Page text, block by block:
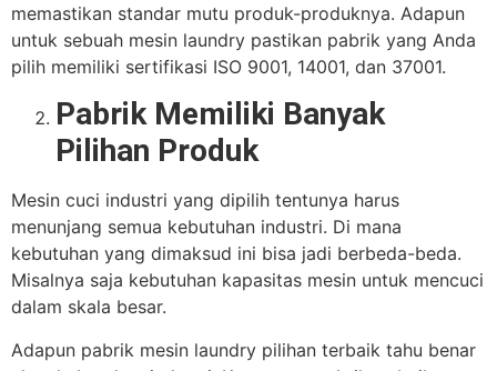
memastikan standar mutu produk-produknya. Adapun
untuk sebuah mesin laundry pastikan pabrik yang Anda
pilih memiliki sertifikasi ISO 9001, 14001, dan 37001.
Pabrik Memiliki Banyak
Pilihan Produk
Mesin cuci industri yang dipilih tentunya harus
menunjang semua kebutuhan industri. Di mana
kebutuhan yang dimaksud ini bisa jadi berbeda-beda.
Misalnya saja kebutuhan kapasitas mesin untuk mencuci
dalam skala besar.
Adapun pabrik mesin laundry pilihan terbaik tahu benar